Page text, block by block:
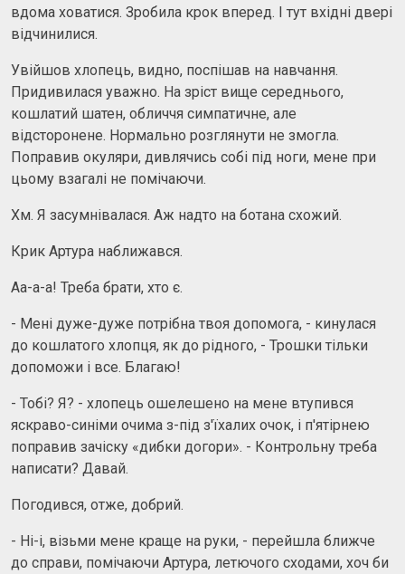
вдома ховатися. Зробила крок вперед. І тут вхідні двері
відчинилися.
Увійшов хлопець, видно, поспішав на навчання.
Придивилася уважно. На зріст вище середнього,
кошлатий шатен, обличчя симпатичне, але
відсторонене. Нормально розглянути не змогла.
Поправив окуляри, дивлячись собі під ноги, мене при
цьому взагалі не помічаючи.
Хм. Я засумнівалася. Аж надто на ботана схожий.
Крик Артура наближався.
Аа-а-а! Треба брати, хто є.
- Мені дуже-дуже потрібна твоя допомога, - кинулася
до кошлатого хлопця, як до рідного, - Трошки тільки
допоможи і все. Благаю!
- Тобі? Я? - хлопець ошелешено на мене втупився
яскраво-синіми очима з-під з'їхалих очок, і п'ятірнею
поправив зачіску «дибки догори». - Контрольну треба
написати? Давай.
Погодився, отже, добрий.
- Ні-і, візьми мене краще на руки, - перейшла ближче
до справи, помічаючи Артура, летючого сходами, хоч би